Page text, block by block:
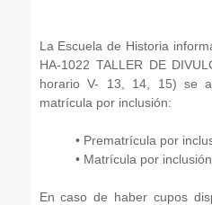
La Escuela de Historia
HA-1022 TALLER DE
horario V- 13, 14, 15) se
matrícula por inclusión:
• Prematrícula por
• Matrícula por
En caso de haber cupos